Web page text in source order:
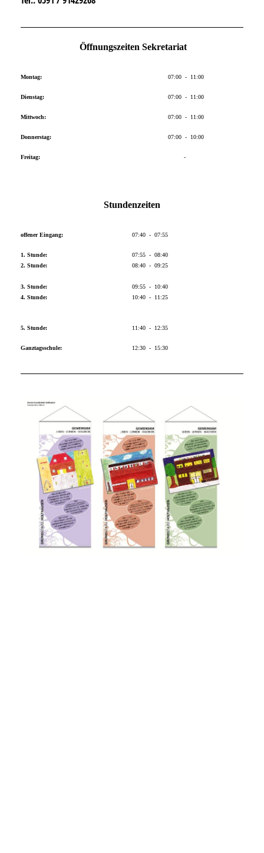
Öffnungszeiten Sekretariat
Montag:
Dienstag:
Mittwoch:
Donnerstag:
Freitag:
07:00 - 11:00
07:00 - 11:00
07:00 - 11:00
07:00 - 10:00
-
Stundenzeiten
offener Eingang:
1. Stunde:
2. Stunde:
3. Stunde:
4. Stunde:
5. Stunde:
Ganztagsschule:
07:40 - 07:55
07:55 - 08:40
08:40 - 09:25
09:55 - 10:40
10:40 - 11:25
11:40 - 12:35
12:30 - 15:30